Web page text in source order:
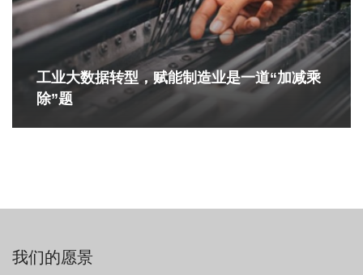
工业大数据转型，赋能制造业是一道“加减乘
除”题
我们的愿景